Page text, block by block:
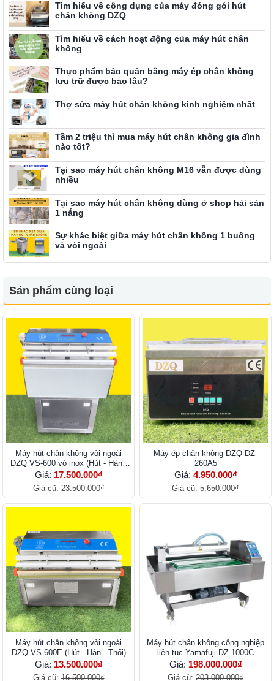
Tìm hiểu về công dụng của máy đóng gói hút
chân không DZQ
Tìm hiểu về cách hoạt động của máy hút chân
không
Thực phẩm bảo quản bằng máy ép chân không
lưu trữ được bao lâu?
Thợ sửa máy hút chân không kinh nghiệm nhất
Tầm 2 triệu thì mua máy hút chân không gia đình
nào tốt?
Tại sao máy hút chân không M16 vẫn được dùng
nhiều
Tại sao máy hút chân không dùng ở shop hải sản
1 nắng
Sự khác biệt giữa máy hút chân không 1 buồng
và vòi ngoài
Sản phẩm cùng loại
Máy hút chân không vòi ngoài
DZQ VS-600 vỏ inox (Hút - Hàn -
Thổi)
Giá: 17.500.000₫
Giá cũ:23.500.000₫
Máy ép chân không DZQ DZ-
260A5
Giá: 4.950.000₫
Giá cũ: 5.650.000₫
Máy hút chân không vòi ngoài
DZQ VS-600E (Hút - Hàn - Thổi)
Giá: 13.500.000₫
Giá cũ:16.500.000₫
Máy hút chân không công nghiệp
liên tục Yamafuji DZ-1000C
Giá: 198.000.000₫
Giá cũ: 203.000.000₫